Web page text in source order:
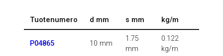
Tuotenumero d mm s mm kg/m
P04865 10 mm
1.75
mm
0.122
kg/m